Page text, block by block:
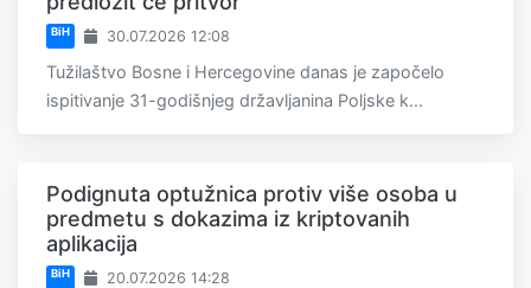
BiH 30.07.2026 12:08
Tužilaštvo Bosne i Hercegovine danas je započelo
ispitivanje 31-godišnjeg državljanina Poljske k...
Podignuta optužnica protiv više osoba u
predmetu s dokazima iz kriptovanih
aplikacija
BiH 20.07.2026 14:28